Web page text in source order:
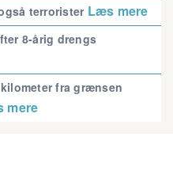
terrorister Læs mere
8-årig drengs
fra grænsen
mere